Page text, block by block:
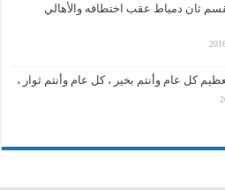
ثان دمياط عقب اختطافه والأهالي
كل عام وأنتم بخير ، كل عام وأنتم ثوار ،